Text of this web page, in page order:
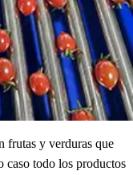
frutas y verduras que
caso todo los productos